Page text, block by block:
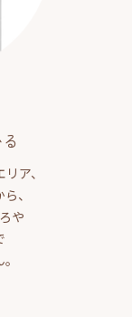
ア、
、
や